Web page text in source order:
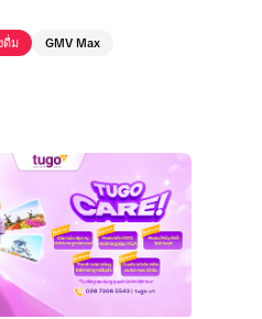
ดื่ม GMV Max